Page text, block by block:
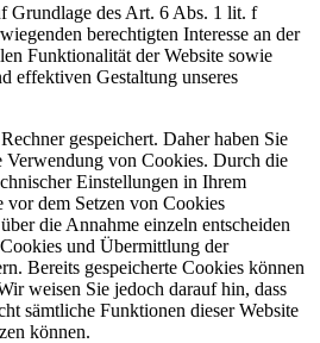
Grundlage des Art. 6 Abs. 1 lit. f
berechtigten Interesse an der
Funktionalität der Website sowie
effektiven Gestaltung unseres
gespeichert. Daher haben Sie
von Cookies. Durch die
Einstellungen in Ihrem
vor dem Setzen von Cookies
die Annahme einzeln entscheiden
und Übermittlung der
Bereits gespeicherte Cookies können
weisen Sie jedoch darauf hin, dass
sämtliche Funktionen dieser Website
können.